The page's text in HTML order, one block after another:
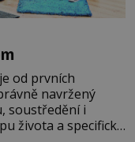
od prvních
navržený
soustředění i
života a specifické